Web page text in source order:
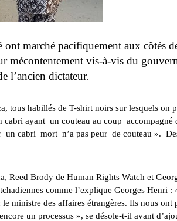
marché pacifiquement aux côtés
vis-à-vis du
l’ancien dictateur.
tous habillés de T-shirt noirs sur lesquels on
cabri ayant un couteau au coup
cabri mort n’a pas peur de couteau ».
Reed Brody de Human Rights Watch et
comme l’explique Georges Henri :
ministre des affaires étrangères. Ils nous
un processus », se désole-t-il avant